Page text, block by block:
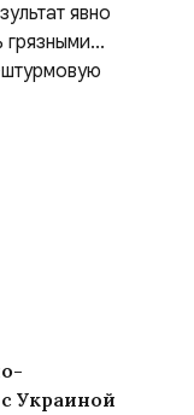
явно
грязными...
Украиной